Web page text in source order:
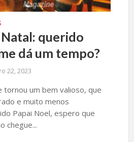
querido
dá um tempo?
22, 2023
um bem valioso, que
e muito menos
Papai Noel, espero que
chegue...